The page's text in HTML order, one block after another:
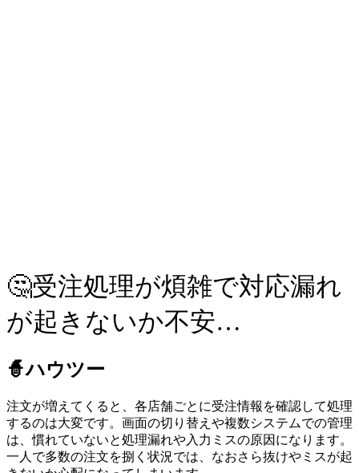
🤔受注処理が煩雑で対応漏れ
が起きないか不安…
🧙ハウツー
注文が増えてくると、各店舗ごとに受注情報を確認して処理
するのは大変です。画面の切り替えや複数システムでの管理
は、慣れていないと処理漏れや入力ミスの原因になります。
一人で多数の注文を捌く状況では、なおさら抜けやミスが起